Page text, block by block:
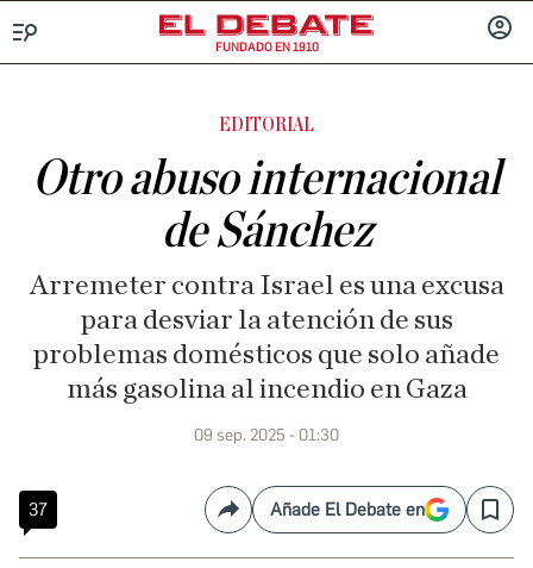
FUNDADO EN 1910
EDITORIAL
Otro abuso internacional
de Sánchez
Arremeter contra Israel es una excusa
para desviar la atención de sus
problemas domésticos que solo añade
más gasolina al incendio en Gaza
09 sep. 2025 - 01:30
37 CompartirAñade El Debate en Save